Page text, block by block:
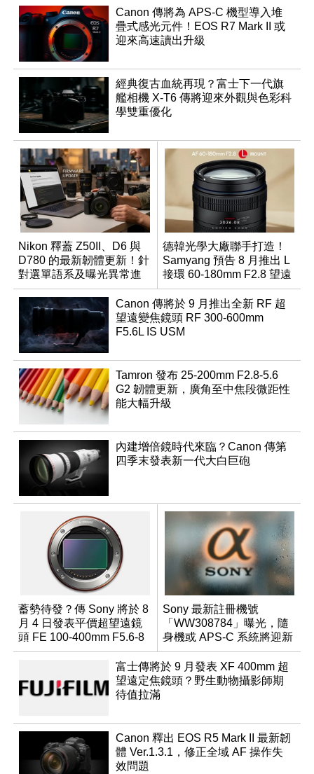
Canon 傳將為 APS-C 機型導入堆
疊式感光元件！EOS R7 Mark II 或
迎來高速讀出升級
經典復古血統再現？富士下一代旗
艦相機 X-T6 傳將迎來外觀與色彩科
學雙重優化
Nikon 釋蓋 Z50II、D6 與
D780 的最新韌體更新！針
對選單語系及曝光異常進
行修復
德韓光學大廠聯手打造！
Samyang 預告 8 月推出 L
接環 60-180mm F2.8 望遠
變焦鏡
Canon 傳將於 9 月推出全新 RF 超
望遠變焦鏡頭 RF 300-600mm
F5.6L IS USM
Tamron 發布 25-200mm F2.8-5.6
G2 韌體更新，廣角至中焦段微距性
能大幅升級
內建增倍鏡時代來臨？Canon 傳第
四季末發表新一代大白巨砲
蓄勢待發？傳 Sony 將於 8
月 4 日發表平價超望遠鏡
頭 FE 100-400mm F5.6-8
Sony 最新註冊機號
「WW308784」曝光，隨
身機或 APS-C 系統將迎新
成員？
富士傳將於 9 月發表 XF 400mm 超
望遠定焦鏡頭？野生動物攝影師期
待值拉滿
Canon 釋出 EOS R5 Mark II 最新韌
體 Ver.1.3.1，修正全域 AF 操作失
效問題